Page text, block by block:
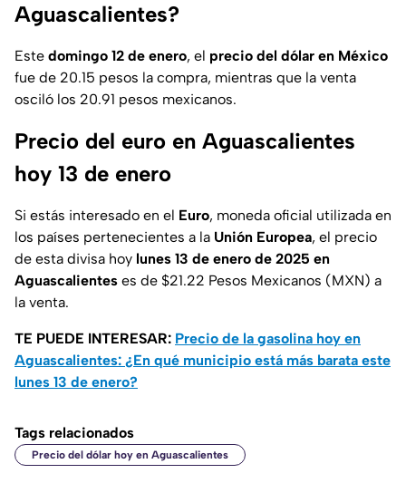
Aguascalientes?
Este domingo 12 de enero, el precio del dólar en México
fue de 20.15 pesos la compra, mientras que la venta
osciló los 20.91 pesos mexicanos.
Precio del euro en Aguascalientes
hoy 13 de enero
Si estás interesado en el Euro, moneda oficial utilizada en
los países pertenecientes a la Unión Europea, el precio
de esta divisa hoy lunes 13 de enero de 2025 en
Aguascalientes es de $21.22 Pesos Mexicanos (MXN) a
la venta.
TE PUEDE INTERESAR: Precio de la gasolina hoy en
Aguascalientes: ¿En qué municipio está más barata este
lunes 13 de enero?
Tags relacionados
Precio del dólar hoy en Aguascalientes